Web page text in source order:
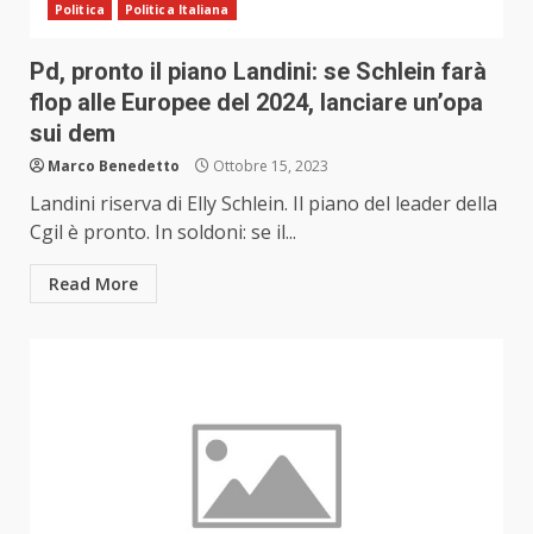
Politica Politica Italiana
Pd, pronto il piano Landini: se Schlein farà
flop alle Europee del 2024, lanciare un’opa
sui dem
Marco Benedetto Ottobre 15, 2023
Landini riserva di Elly Schlein. Il piano del leader della
Cgil è pronto. In soldoni: se il...
Read More